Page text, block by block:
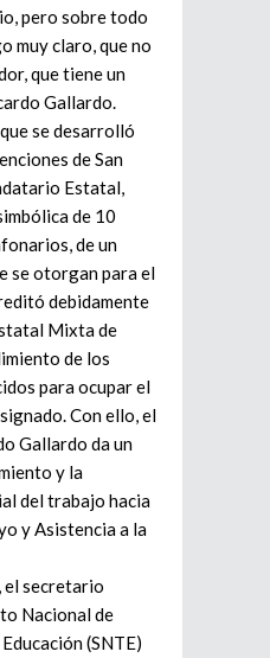
pero sobre todo
muy claro, que no
que tiene un
Gallardo.
se desarrolló
de San
Estatal,
de 10
de un
se otorgan para el
debidamente
Mixta de
de los
para ocupar el
Con ello, el
Gallardo da un
y la
del trabajo hacia
y Asistencia a la
el secretario
Nacional de
(SNTE)